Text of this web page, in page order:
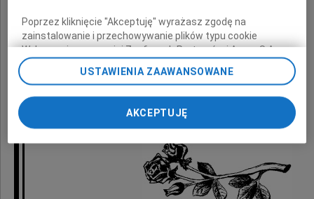
składają
koleżanki i koledzy z firmy FOSFAN S.A.
Poprzez kliknięcie "Akceptuję" wyrażasz zgodę na
zainstalowanie i przechowywanie plików typu cookie
Wyborczej sp. z o. o. jej Zaufanych Partnerów i Agora S.A.
na Twoim urządzeniu końcowym. Możesz też w każdej
chwili zmienić swoje preferencje dot. plików cookie,
preferencjami dot. przetwarzania danych poprzez
odnośnik „Ustawienia prywatności” w stopce serwisu i
Zmiana ustawień plików cookie możliwa jest także za
pomocą ustawień przeglądarki.
My, nasi Zaufani Partnerzy i Agora S.A. możemy
USTAWIENIA ZAAWANSOWANE
AKCEPTUJĘ